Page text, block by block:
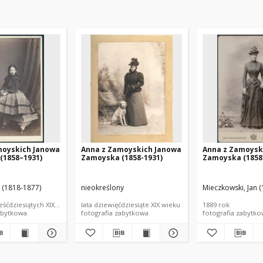
Janowa
1877)
XIX wieku
Anna z Zamoyskich Janowa
Zamoyska (1858-1931)
nieokreślony
lata dziewięćdziesiąte XIX wieku
fotografia zabytkowa
Anna z
Zamoyska
Mieczkowski, Jan
1889 rok
fotografia